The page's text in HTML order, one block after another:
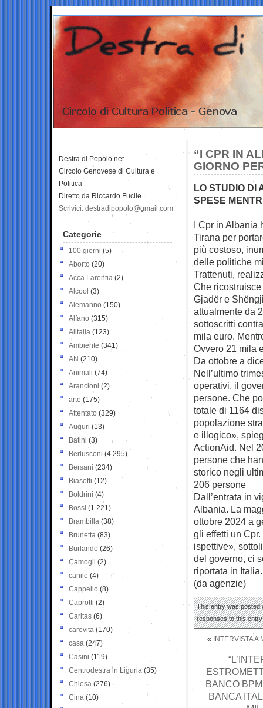
“I CPR IN
GIORNO
LO STUDIO DI
SPESE
I Cpr in Albania
Tiranaper
più costoso,
delle politiche
Trattenuti,
Che
Gjadër e
attualmente da
sottoscritti
mila euro.
Ovvero 21 mila
Da ottobre a
Nell’ultimo
operativi, il
persone. Che
totale di 1164
popolazione
e illogico»,
ActionAid. Nel
persone che
storico negli
206 persone
Dall’entrata in
Albania. La
ottobre 2024 a
gli effetti un
ispettive»,
del governo, ci
riportata in
(da agenzie)
This entry was posted
responses to this
« INTERVISTA
BANCO
BANCA
Destra di Popolo.net
Circolo Genovese di Cultura e
Politica
Diretto da Riccardo Fucile
Scrivici: destradipopolo@gmail.com
Categorie
100 giorni (5)
Aborto (20)
Acca Larentia (2)
Alcool (3)
Alemanno (150)
Alfano (315)
Alitalia (123)
Ambiente (341)
AN (210)
Animali (74)
Arancioni (2)
arte (175)
Attentato (329)
Auguri (13)
Batini (3)
Berlusconi (4.295)
Bersani (234)
Biasotti (12)
Boldrini (4)
Bossi (1.221)
Brambilla (38)
Brunetta (83)
Burlando (26)
Camogli (2)
canile (4)
Cappello (8)
Caprotti (2)
Caritas (6)
carovita (170)
casa (247)
Casini (119)
Centrodestra in Liguria (35)
Chiesa (276)
Cina (10)